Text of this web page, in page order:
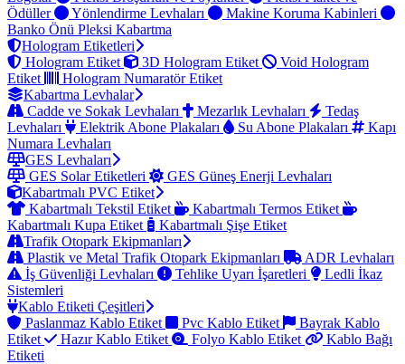
Ödüller
Yönlendirme Levhaları
Makine Koruma Kabinleri
Banko Önü Pleksi Kabartma
Hologram Etiketleri
Hologram Etiket
3D Hologram Etiket
Void Hologram
Etiket
Hologram Numaratör Etiket
Kabartma Levhalar
Cadde ve Sokak Levhaları
Mezarlık Levhaları
Tedaş
Levhaları
Elektrik Abone Plakaları Su Abone Plakaları
Kapı
Numara Levhaları
GES Levhaları
GES Solar Etiketleri
GES Güneş Enerji Levhaları
Kabartmalı PVC Etiket
Kabartmalı Tekstil Etiket
Kabartmalı Termos Etiket
Kabartmalı Kupa Etiket
Kabartmalı Şişe Etiket
Trafik Otopark Ekipmanları
Plastik ve Metal Trafik Otopark Ekipmanları
ADR Levhaları
İş Güvenliği Levhaları
Tehlike Uyarı İşaretleri
Ledli İkaz
Sistemleri
Kablo Etiketi Çeşitleri
Paslanmaz Kablo Etiket
Pvc Kablo Etiket
Bayrak Kablo
Etiket
Hazır Kablo Etiket Folyo Kablo Etiket
Kablo Bağı
Etiketi